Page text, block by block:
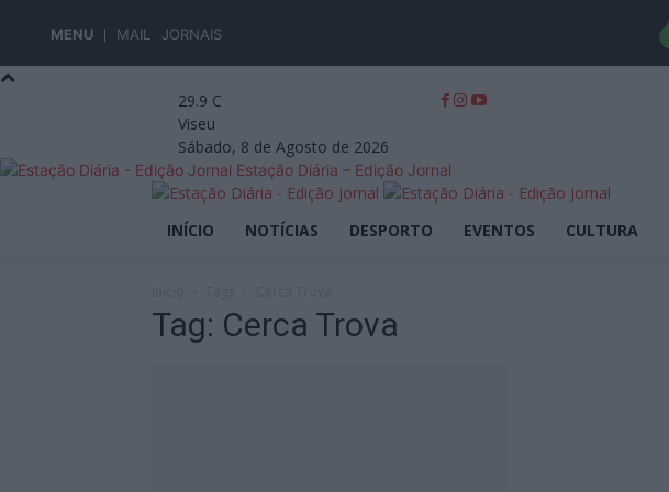
MENU MAIL JORNAIS
29.9 C
Viseu
Sábado, 8 de Agosto de 2026
Estação Diária – Edição Jornal
INÍCIO NOTÍCIAS DESPORTO EVENTOS CULTURA
Tag: Cerca Trova